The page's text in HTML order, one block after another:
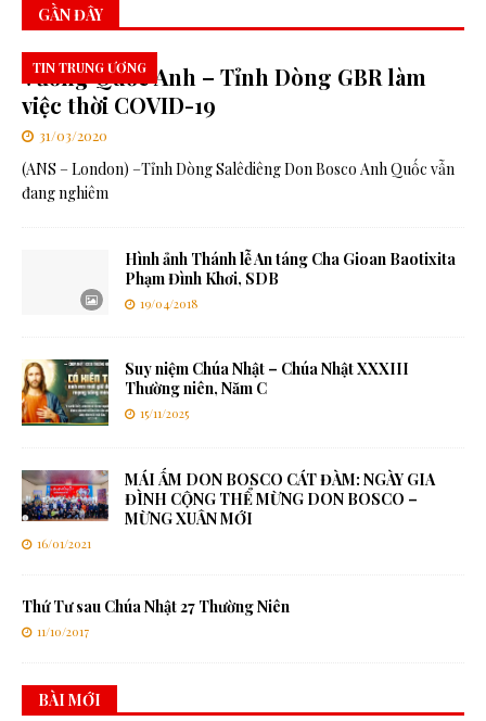
GẦN ĐÂY
Vương Quốc Anh – Tỉnh Dòng GBR làm
việc thời COVID-19
TIN TRUNG ƯƠNG
31/03/2020
(ANS – London) –Tỉnh Dòng Salêdiêng Don Bosco Anh Quốc vẫn
đang nghiêm
Hình ảnh Thánh lễ An táng Cha Gioan Baotixita
Phạm Đình Khơi, SDB
19/04/2018
Suy niệm Chúa Nhật – Chúa Nhật XXXIII
Thường niên, Năm C
15/11/2025
MÁI ẤM DON BOSCO CÁT ĐÀM: NGÀY GIA
ĐÌNH CỘNG THỂ MỪNG DON BOSCO –
MỪNG XUÂN MỚI
16/01/2021
Thứ Tư sau Chúa Nhật 27 Thường Niên
11/10/2017
BÀI MỚI